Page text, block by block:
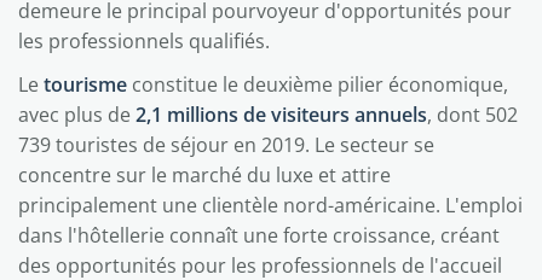
demeure le principal pourvoyeur d'opportunités pour
les professionnels qualifiés.
Letourisme constitue le deuxième pilier économique,
avec plus de2,1 millions de visiteurs annuels, dont 502
739 touristes de séjour en 2019. Le secteur se
concentre sur le marché du luxe et attire
principalement une clientèle nord-américaine. L'emploi
dans l'hôtellerie connaît une forte croissance, créant
des opportunités pour les professionnels de l'accueil